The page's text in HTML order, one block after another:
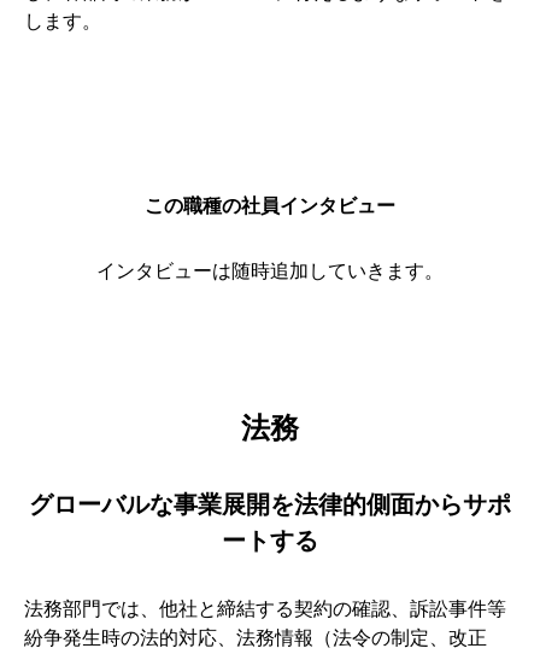
します。
この職種の社員インタビュー
インタビューは随時追加していきます。
法務
グローバルな事業展開を法律的側面からサポ
ートする
法務部門では、他社と締結する契約の確認、訴訟事件等
紛争発生時の法的対応、法務情報（法令の制定、改正